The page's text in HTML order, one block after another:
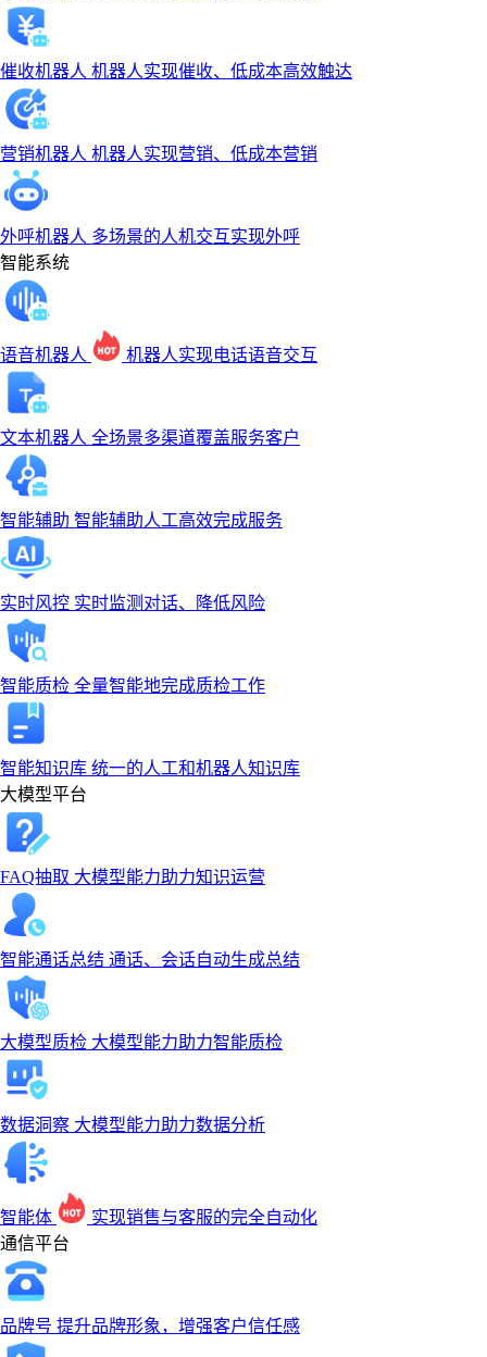
催收机器人 机器人实现催收、低成本高效触达
营销机器人 机器人实现营销、低成本营销
外呼机器人 多场景的人机交互实现外呼
智能系统
语音机器人 机器人实现电话语音交互
文本机器人 全场景多渠道覆盖服务客户
智能辅助 智能辅助人工高效完成服务
实时风控 实时监测对话、降低风险
智能质检 全量智能地完成质检工作
智能知识库 统一的人工和机器人知识库
大模型平台
FAQ抽取 大模型能力助力知识运营
智能通话总结 通话、会话自动生成总结
大模型质检 大模型能力助力智能质检
数据洞察 大模型能力助力数据分析
智能体
实现销售与客服的完全自动化
通信平台
品牌号 提升品牌形象，增强客户信任感